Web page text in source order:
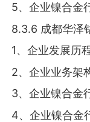
5、企业镍合金
8.3.6 成都华泽
1、企业发展历
2、企业业务架
3、企业镍合金
4、企业镍合金